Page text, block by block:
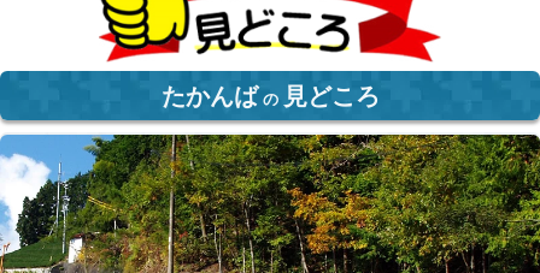
たかんばの 見どころ